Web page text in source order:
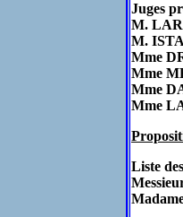
Juges
M.
M.
Mme
Mme
Mme
Mme
Liste